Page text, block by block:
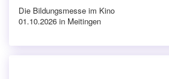
Die Bildungsmesse im Kino
01.10.2026 in Meitingen